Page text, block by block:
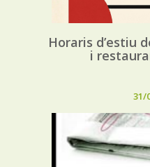
Horaris d’estiu
i
31/